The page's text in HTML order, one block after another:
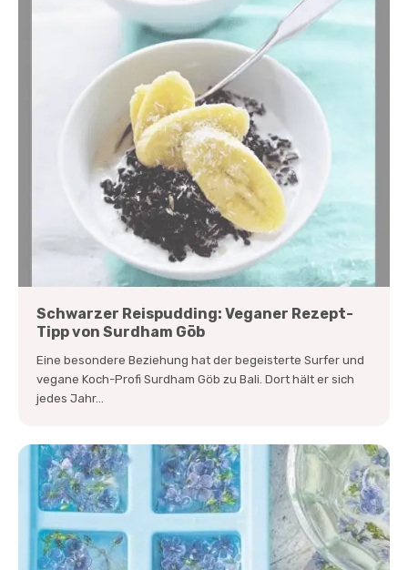
Schwarzer Reispudding: Veganer Rezept-
Tipp von Surdham Göb
Eine besondere Beziehung hat der begeisterte Surfer und
vegane Koch-Profi Surdham Göb zu Bali. Dort hält er sich
jedes Jahr...